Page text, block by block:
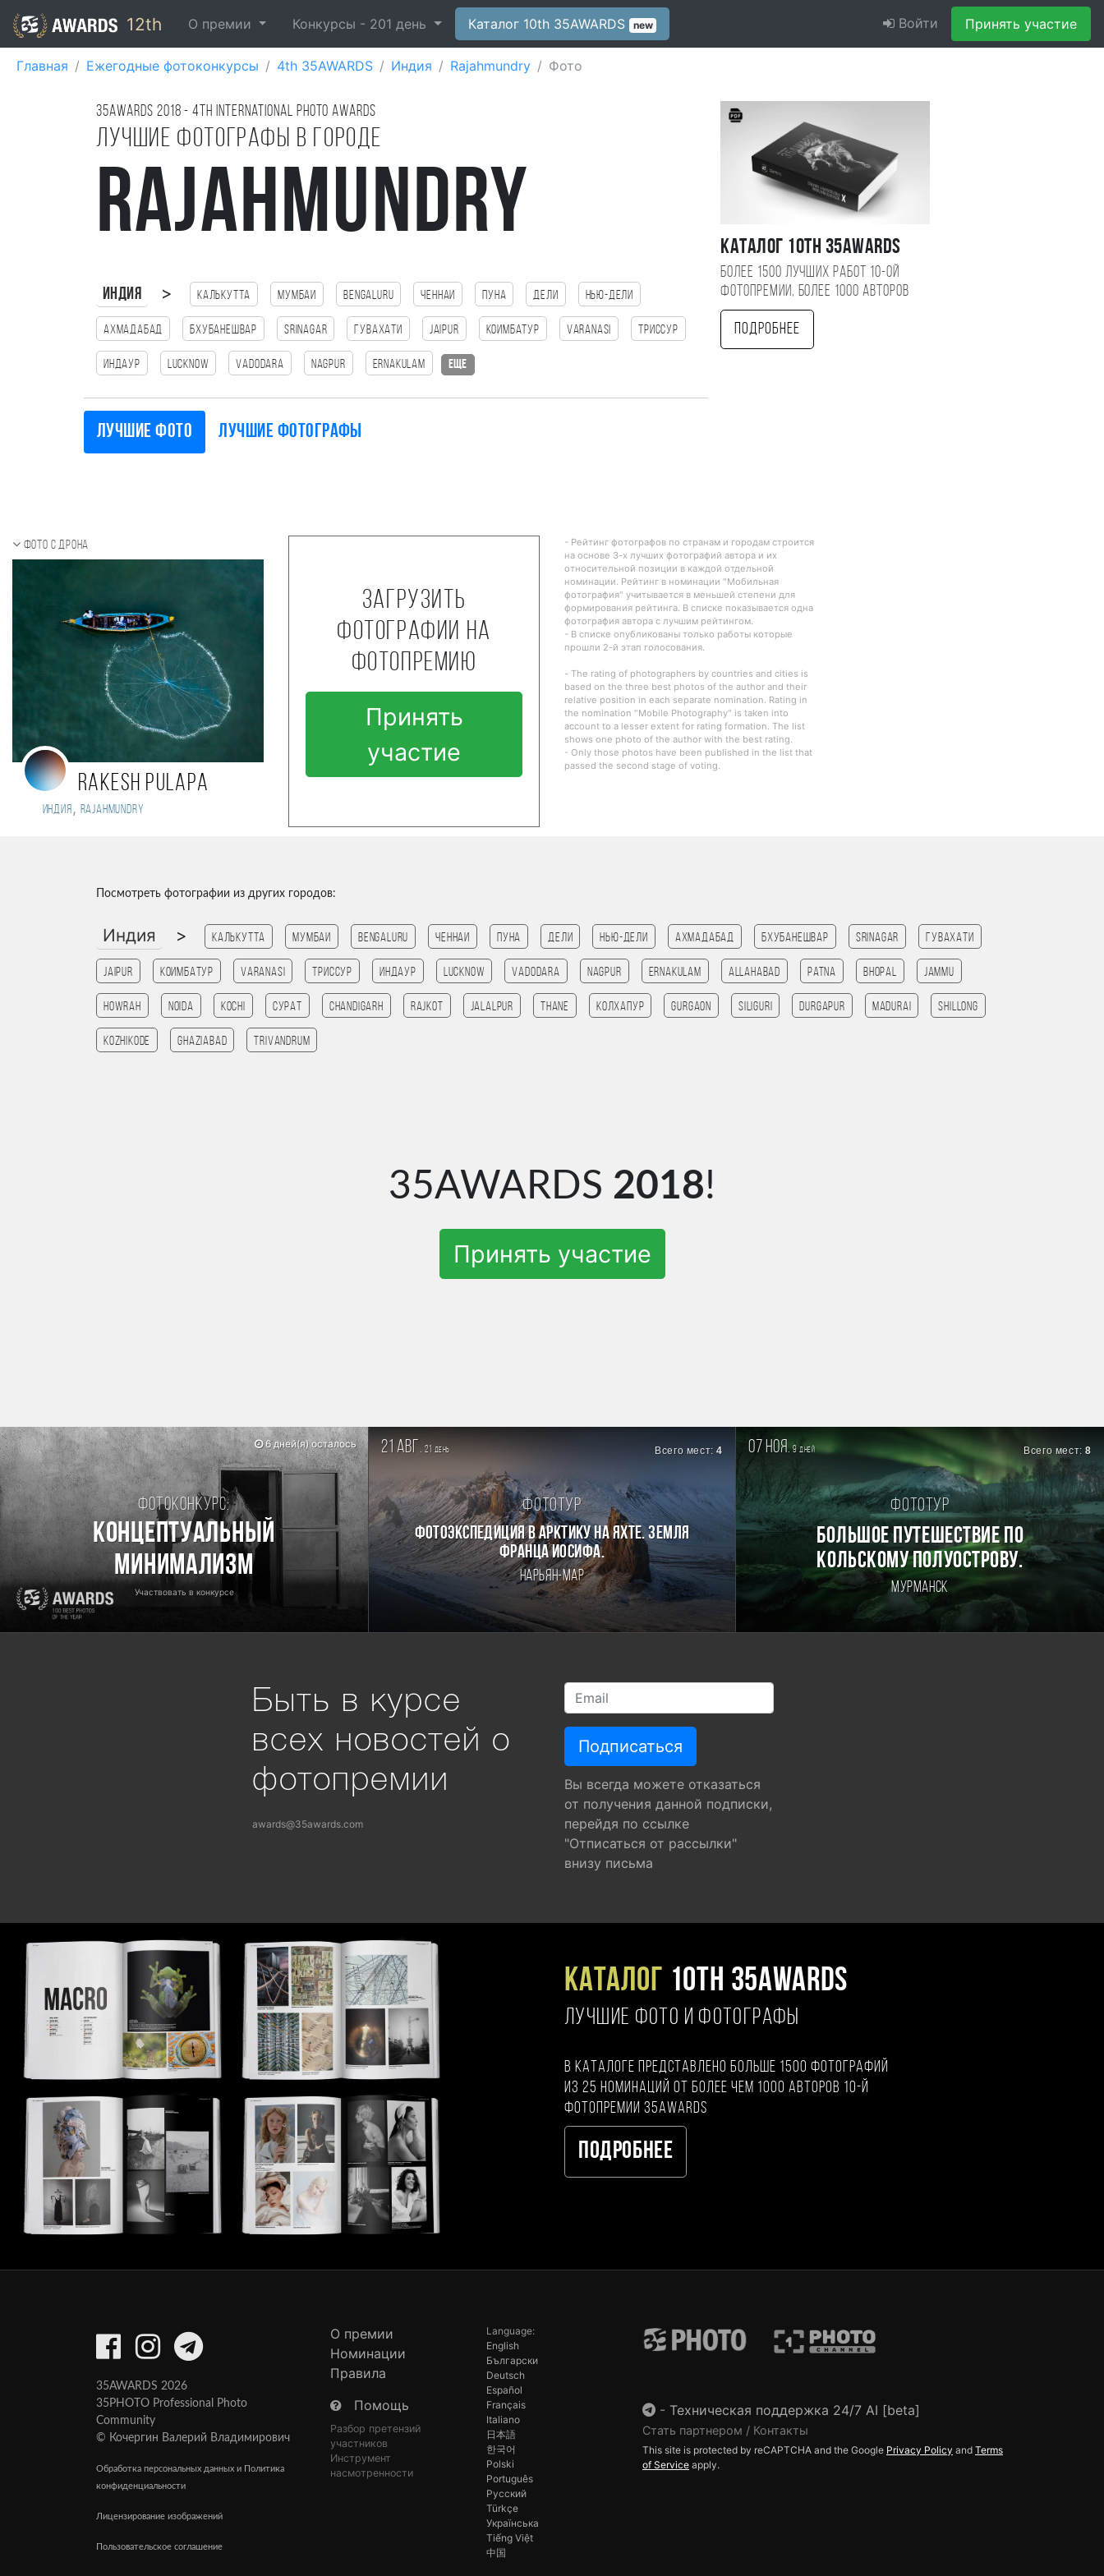
12th О премии Конкурсы - 201 день Каталог 10th 35AWARDS new Войти Принять участие
Главная Ежегодные фотоконкурсы 4th 35AWARDS Индия Rajahmundry Фото
35AWARDS 2018 - 4TH international photo awards
Лучшие фотографы в городе
Rajahmundry
Индия > Калькутта Мумбаи Bengaluru Ченнаи Пуна Дели Нью-Дели
Ахмадабад Бхубанешвар Srinagar Гувахати Jaipur Коимбатур Varanasi Триссур
Индаур Lucknow Vadodara Nagpur Ernakulam еще
Лучшие фото Лучшие фотографы
Каталог 10TH 35AWARDS
Более 1500 лучших работ 10-ой
фотопремии, более 1000 авторов
Подробнее
Фото с дрона
Rakesh Pulapa
Индия , Rajahmundry
Загрузить
фотографии на
фотопремию
Принять
участие
- Рейтинг фотографов по странам и городам строится
на основе 3-х лучших фотографий автора и их
относительной позиции в каждой отдельной
номинации. Рейтинг в номинации "Мобильная
фотография" учитывается в меньшей степени для
формирования рейтинга. В списке показывается одна
фотография автора с лучшим рейтингом.
- В списке опубликованы только работы которые
прошли 2-й этап голосования.
- The rating of photographers by countries and cities is
based on the three best photos of the author and their
relative position in each separate nomination. Rating in
the nomination "Mobile Photography" is taken into
account to a lesser extent for rating formation. The list
shows one photo of the author with the best rating.
- Only those photos have been published in the list that
passed the second stage of voting.
Посмотреть фотографии из других городов:
Индия > Калькутта Мумбаи Bengaluru Ченнаи Пуна Дели Нью-Дели Ахмадабад Бхубанешвар Srinagar Гувахати
Jaipur Коимбатур Varanasi Триссур Индаур Lucknow Vadodara Nagpur Ernakulam allahabad patna bhopal jammu
HOWRAH noida kochi Сурат chandigarh rajkot Jalalpur Thane Колхапур Gurgaon SILIGURI Durgapur madurai Shillong
kozhikode ghaziabad Trivandrum
35AWARDS 2018!
Принять участие
Фотоконкурс:
Концептуальный
минимализм
Участвовать в конкурсе
6 дней(я) осталось 21 авг. 21 день Всего мест:4
Фототур
Фотоэкспедиция в Арктику на яхте. Земля
Франца Иосифа.
Нарьян-Мар
07 ноя.9 дней Всего мест:8
Фототур
БОЛЬШОЕ ПУТЕШЕСТВИЕ ПО
КОЛЬСКОМУ ПОЛУОСТРОВУ.
Мурманск
Быть в курсе
всех новостей о
фотопремии
awards@35awards.com
Вы всегда можете отказаться
от получения данной подписки,
перейдя по ссылке
"Отписаться от рассылки"
внизу письма
Каталог 10TH 35AWARDS
ЛУЧШИЕ ФОТО И ФОТОГРАФЫ
В каталоге представлено больше 1500 фотографий
из 25 номинаций от более чем 1000 авторов 10-й
фотопремии 35AWARDS
Подробнее
35AWARDS 2026
35PHOTO Professional Photo
Community
© Кочергин Валерий Владимирович
Обработка персональных данных и Политика
конфиденциальности
Лицензирование изображений
Пользовательское соглашение
О премии
Номинации
Правила
Помощь
Разбор претензий
участников
Инструмент
насмотренности
Language:
English
Български
Deutsch
Español
Français
Italiano
日本語
한국어
Polski
Português
Русский
Türkçe
Українська
Tiếng Việt
中国
- Техническая поддержка 24/7 AI [beta]
Стать партнером / Контакты
This site is protected by reCAPTCHA and the Google Privacy Policy and Terms
of Service apply.